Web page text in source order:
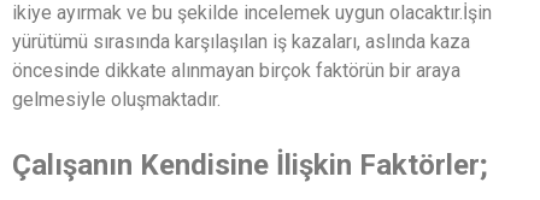
ikiye ayırmak ve bu şekilde incelemek uygun olacaktır.İşin
yürütümü sırasında karşılaşılan iş kazaları, aslında kaza
öncesinde dikkate alınmayan birçok faktörün bir araya
gelmesiyle oluşmaktadır.
Çalışanın Kendisine İlişkin Faktörler;